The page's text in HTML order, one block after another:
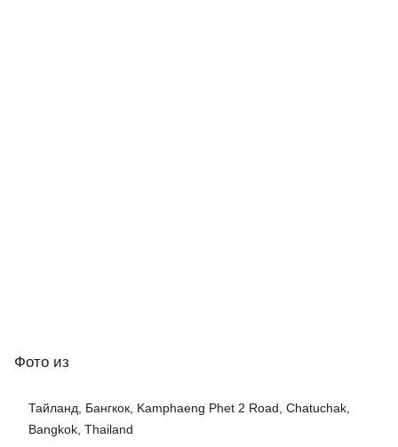
Фото из
Тайланд, Бангкок, Kamphaeng Phet 2 Road, Chatuchak,
Bangkok, Thailand